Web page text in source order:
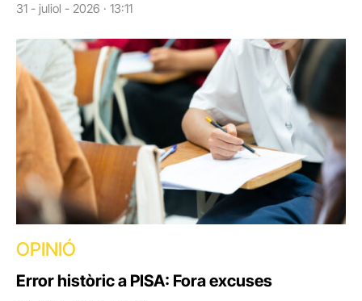
31 - juliol - 2026 · 13:11
OPINIÓ
Error històric a PISA: Fora excuses